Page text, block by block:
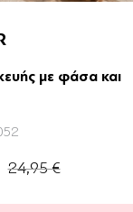
με φάσα και
24,95 €